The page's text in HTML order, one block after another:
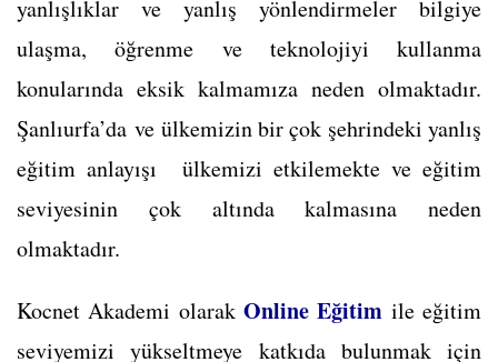
yanlışlıklar ve yanlış yönlendirmeler bilgiye
ulaşma, öğrenme ve teknolojiyi kullanma
konularında eksik kalmamıza neden olmaktadır.
Şanlıurfa’da ve ülkemizin bir çok şehrindeki yanlış
eğitim anlayışı ülkemizi etkilemekte ve eğitim
seviyesinin çok altında kalmasına neden
olmaktadır.
Kocnet Akademi olarak Online Eğitim ile eğitim
seviyemizi yükseltmeye katkıda bulunmak için